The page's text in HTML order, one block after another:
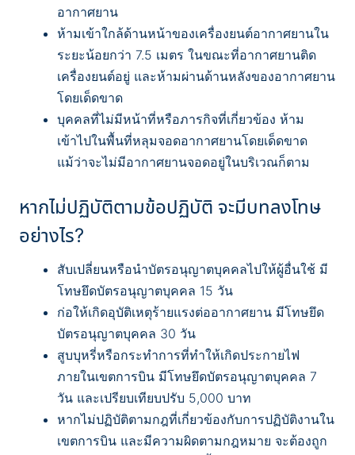
อากาศยาน
ห้ามเข้าใกล้ด้านหน้าของเครื่องยนต์อากาศยานใน
ระยะน้อยกว่า 7.5 เมตร ในขณะที่อากาศยานติด
เครื่องยนต์อยู่ และห้ามผ่านด้านหลังของอากาศยาน
โดยเด็ดขาด
บุคคลที่ไม่มีหน้าที่หรือภารกิจที่เกี่ยวข้อง ห้าม
เข้าไปในพื้นที่หลุมจอดอากาศยานโดยเด็ดขาด
แม้ว่าจะไม่มีอากาศยานจอดอยู่ในบริเวณก็ตาม
หากไม่ปฏิบัติตามข้อปฏิบัติ จะมีบทลงโทษ
อย่างไร?
สับเปลี่ยนหรือนำบัตรอนุญาตบุคคลไปให้ผู้อื่นใช้ มี
โทษยึดบัตรอนุญาตบุคคล 15 วัน
ก่อให้เกิดอุบัติเหตุร้ายแรงต่ออากาศยาน มีโทษยึด
บัตรอนุญาตบุคคล 30 วัน
สูบบุหรี่หรือกระทำการที่ทำให้เกิดประกายไฟ
ภายในเขตการบิน มีโทษยึดบัตรอนุญาตบุคคล 7
วัน และเปรียบเทียบปรับ 5,000 บาท
หากไม่ปฏิบัติตามกฎที่เกี่ยวข้องกับการปฏิบัติงานใน
เขตการบิน และมีความผิดตามกฎหมาย จะต้องถูก